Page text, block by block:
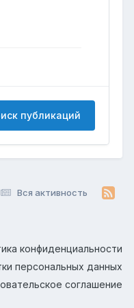
публикаций
Вся активность
конфиденциальности
персональных данных
соглашение